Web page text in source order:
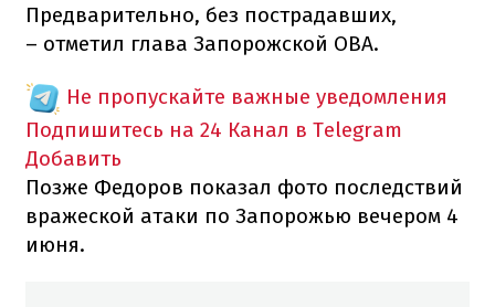
Предварительно, без пострадавших,
– отметил глава Запорожской ОВА.
Не пропускайте важные уведомления
Подпишитесь на 24 Канал в Telegram
Добавить
Позже Федоров показал фото последствий
вражеской атаки по Запорожью вечером 4
июня.